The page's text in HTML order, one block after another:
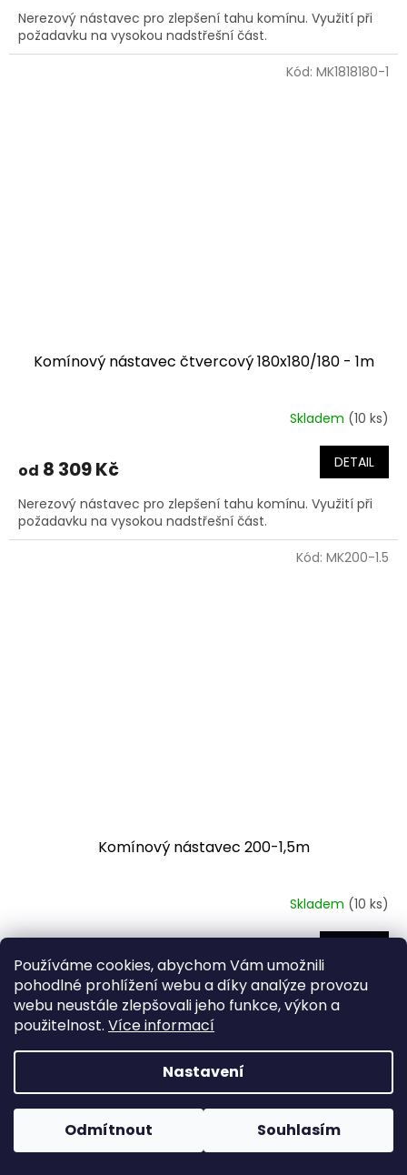
Používáme cookies, abychom Vám umožnili
pohodlné prohlížení webu a díky analýze provozu
webu neustále zlepšovali jeho funkce, výkon a
použitelnost. Více informací
Nastavení
Odmítnout Souhlasím
Nerezový nástavec pro zlepšení tahu komínu. Využití při
požadavku na vysokou nadstřešní část.
Komínový nástavec čtvercový 180x180/180 - 1m
Skladem (10 ks)
od 8 309 Kč DETAIL
Nerezový nástavec pro zlepšení tahu komínu. Využití při
požadavku na vysokou nadstřešní část.
Kód: MK1818180-1
Komínový nástavec 200-1,5m
Skladem (10 ks)
od 8 509 Kč
Nerezový nástavec pro zlepšení tahu komínu. Využití při
požadavku na vysokou nadstřešní část.
Kód: MK200-1.5